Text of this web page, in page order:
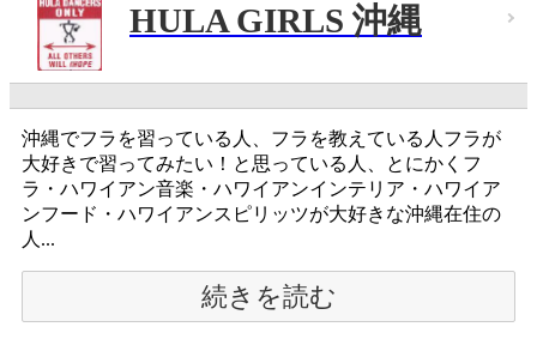
HULA GIRLS 沖縄
沖縄でフラを習っている人、フラを教えている人フラが
大好きで習ってみたい！と思っている人、とにかくフ
ラ・ハワイアン音楽・ハワイアンインテリア・ハワイア
ンフード・ハワイアンスピリッツが大好きな沖縄在住の
人...
続きを読む